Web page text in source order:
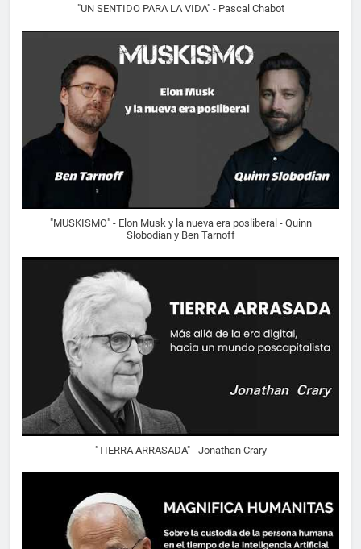
"UN SENTIDO PARA LA VIDA" - Pascal Chabot
"MUSKISMO" - Elon Musk y la nueva era posliberal - Quinn
Slobodian y Ben Tarnoff
"TIERRA ARRASADA" - Jonathan Crary